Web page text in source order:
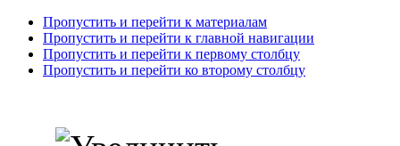
Пропустить и перейти к материалам
Пропустить и перейти к главной навигации
Пропустить и перейти к первому столбцу
Пропустить и перейти ко второму столбцу